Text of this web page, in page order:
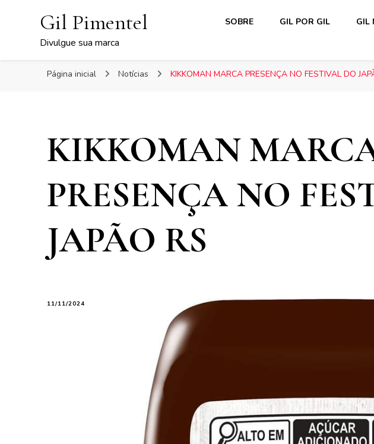
Gil Pimentel
Divulgue sua marca
SOBRE GIL POR GIL GIL
Página inicial Notícias KIKKOMAN MARCA PRESENÇA NO FESTIVAL DO
KIKKOMAN
PRESENÇA NO
JAPÃO RS
11/11/2024